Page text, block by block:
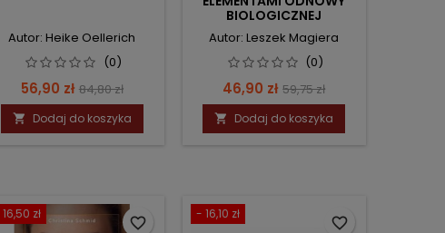
Autor: Heike Oellerich
(0)
Cena
56,90 zł Cena
podstawowa
84,80 zł
 Dodaj do koszyka
BIOLOGICZNEJ
Autor: Leszek Magiera
(0)
Cena
46,90 zł Cena
podstawowa
59,75 zł
 Dodaj do koszyka
zł
favorite_border
- 16,10 zł
favorite_border